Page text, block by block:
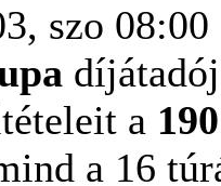
szo 08:00
a
a 16